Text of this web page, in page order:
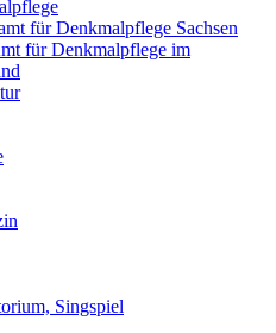
für Denkmalpflege Sachsen
für Denkmalpflege im
Singspiel